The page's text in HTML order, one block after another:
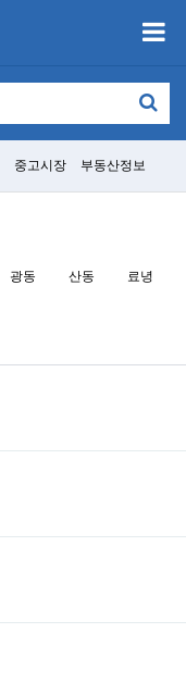
중고시장 부동산정보
광동 산동 료녕